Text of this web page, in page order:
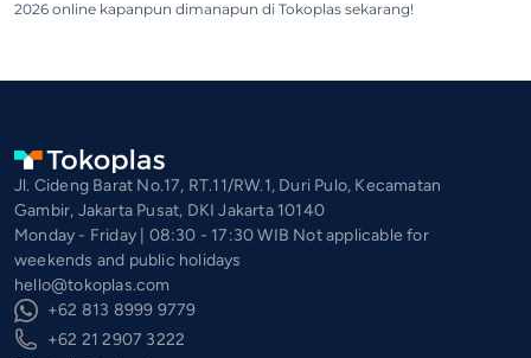
2026 online kapanpun dimanapun di Tokoplas sekarang!
Jl. Cideng Barat No.17, RT.11/RW.1, Duri Pulo, Kecamatan
Gambir, Jakarta Pusat, DKI Jakarta 10140
Monday - Friday | 08:30 - 17:30 WIB Not applicable for
weekends and public holidays
hello@tokoplas.com
+62 813 8999 9779
+62 21 2907 3222